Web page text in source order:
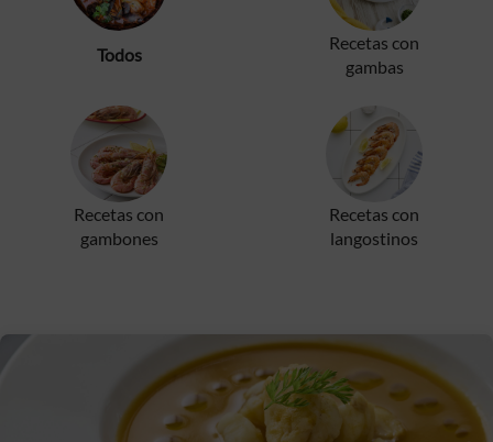
Todos
Recetas con
gambas
Recetas con
gambones
Recetas con
langostinos